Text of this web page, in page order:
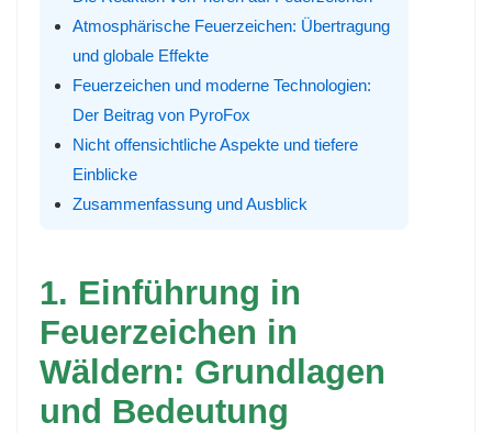
Atmosphärische Feuerzeichen: Übertragung
und globale Effekte
Feuerzeichen und moderne Technologien:
Der Beitrag von PyroFox
Nicht offensichtliche Aspekte und tiefere
Einblicke
Zusammenfassung und Ausblick
1. Einführung in
Feuerzeichen in
Wäldern: Grundlagen
und Bedeutung